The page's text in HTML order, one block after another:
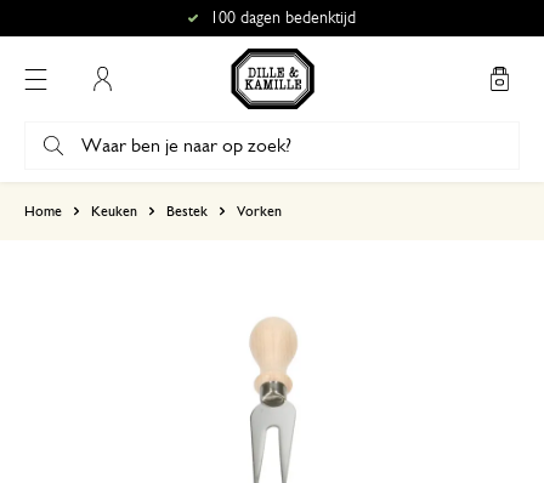
100 dagen bedenktijd
Home Keuken Bestek Vorken